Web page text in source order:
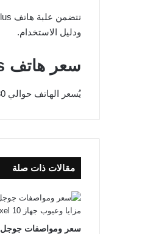
ودليل الاستخدام.
سعر هاتف Meizu Pro 7 Plus
يُسعر الهاتف حوالي 530 دولار، ولم يتم تحديد الأسعار في مصر أو السعودية بعد.
مقالات ذات صلة